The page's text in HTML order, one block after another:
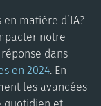
matière d’IA?
notre
dans
en 2024. En
les avancées
quotidien et